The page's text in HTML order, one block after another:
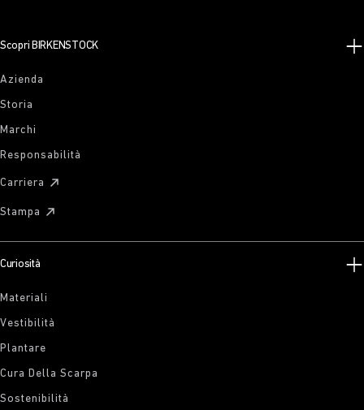
Scopri BIRKENSTOCK
Azienda
Storia
Marchi
Responsabilità
Carriera
Stampa
Curiosità
Materiali
Vestibilità
Plantare
Cura Della Scarpa
Sostenibilità